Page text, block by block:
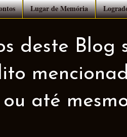
Lugar de Memória
deste Blog
até